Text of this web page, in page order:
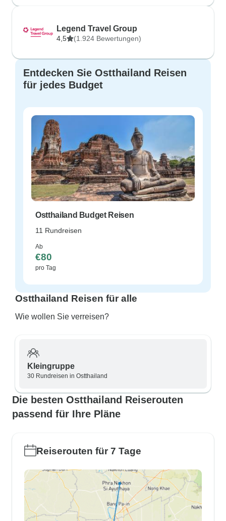
Legend Travel Group
4,5 (1.924 Bewertungen)
Entdecken Sie Ostthailand Reisen
für jedes Budget
Ostthailand Budget Reisen
11 Rundreisen
Ab
€80
pro Tag
Ostthailand Reisen für alle
Wie wollen Sie verreisen?
Kleingruppe
30 Rundreisen in Ostthailand
Die besten Ostthailand Reiserouten
passend für Ihre Pläne
Reiserouten für 7 Tage